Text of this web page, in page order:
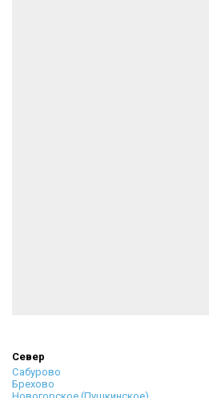
Север
Сабурово
Брехово